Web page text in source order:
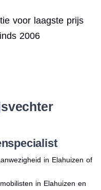
voor laagste prijs
2006
in Elahuizen of
in Elahuizen en